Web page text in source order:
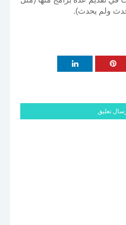
ولم يحدث).
تعليق